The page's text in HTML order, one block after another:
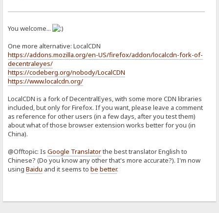
You welcome...
One more alternative: LocalCDN
https://addons.mozilla.org/en-US/firefox/addon/localcdn-fork-of-
decentraleyes/
https://codeberg.org/nobody/LocalCDN
https://www.localcdn.org/
LocalCDN is a fork of DecentralEyes, with some more CDN libraries
included, but only for Firefox. If you want, please leave a comment
as reference for other users (in a few days, after you test them)
about what of those browser extension works better for you (in
China).
@Offtopic: IsGoogle Translatorthe best translator English to
Chinese? (Do you know any other that's more accurate?). I'm now
usingBaidu and it seems tobe better.